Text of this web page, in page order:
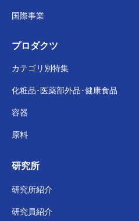
国際事業
プロダクツ
カテゴリ別特集
化粧品･医薬部外品･健康食品
容器
原料
研究所
研究所紹介
研究員紹介